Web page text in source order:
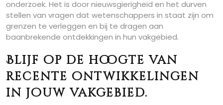
onderzoek. Het is door nieuwsgierigheid en het durven
stellen van vragen dat wetenschappers in staat zijn om
grenzen te verleggen en bij te dragen aan
baanbrekende ontdekkingen in hun vakgebied.
Blijf op de hoogte van
recente ontwikkelingen
in jouw vakgebied.